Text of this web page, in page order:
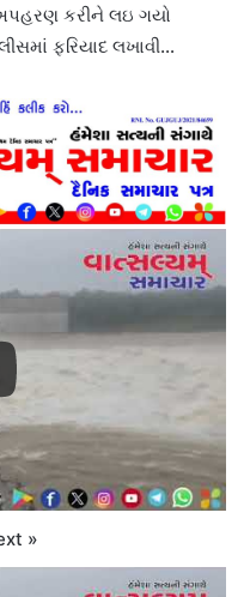
કરીને લઇ ગયો
ફરિયાદ લખાવી…
»